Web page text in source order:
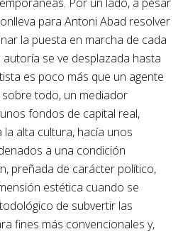
para Antoni Abad resolver
la puesta en marcha de cada
se ve desplazada hasta
es poco más que un agente
todo, un mediador
fondos de capital real,
alta cultura, hacía unos
a una condición
preñada de carácter político,
estética cuando se
de subvertir las
fines más convencionales y,